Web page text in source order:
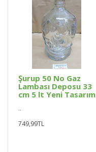
Şurup 50 No Gaz
Lambası Deposu 33
cm 5 lt Yeni Tasarım
..
749,99TL